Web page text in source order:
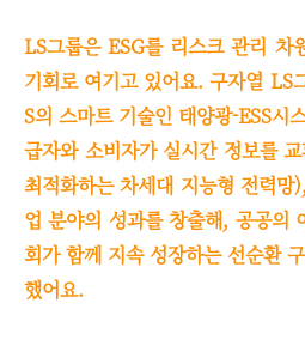
LS그룹은 ESG를 리스크 관리 차
기회로 여기고 있어요. 구자열 LS
S의 스마트 기술인 태양광-ESS시
급자와 소비자가 실시간 정보를
최적화하는 차세대 지능형 전력
업 분야의 성과를 창출해, 공공의
회가 함께 지속 성장하는 선순환
했어요.